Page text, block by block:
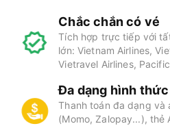
Chắc chắn có vé
Tích hợp trực tiếp với
lớn: Vietnam Airlines,
Vietravel Airlines,
Đa dạng hình
Thanh toán đa dạng và
(Momo, Zalopay...), thẻ